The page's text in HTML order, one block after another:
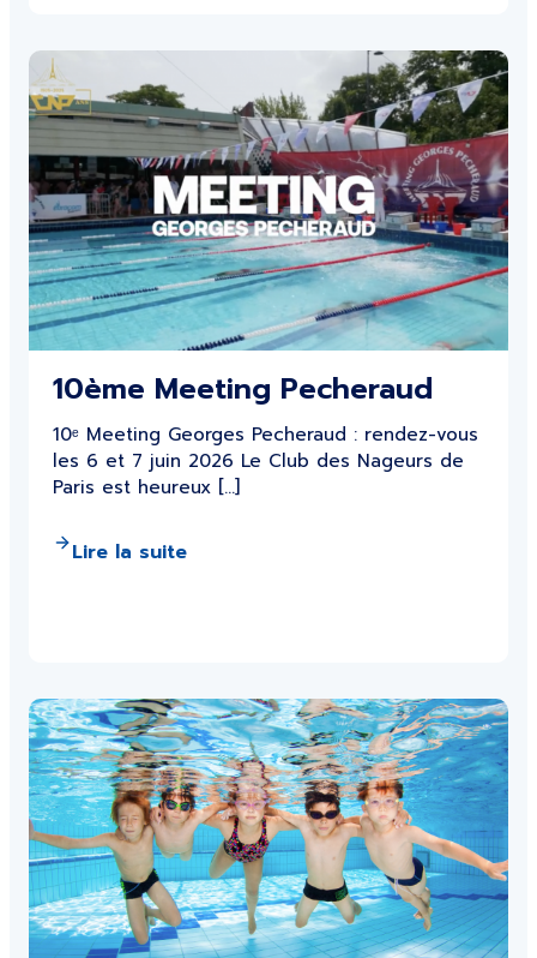
10ème Meeting Pecheraud
10ᵉ Meeting Georges Pecheraud : rendez-vous
les 6 et 7 juin 2026 Le Club des Nageurs de
Paris est heureux […]
Lire la suite